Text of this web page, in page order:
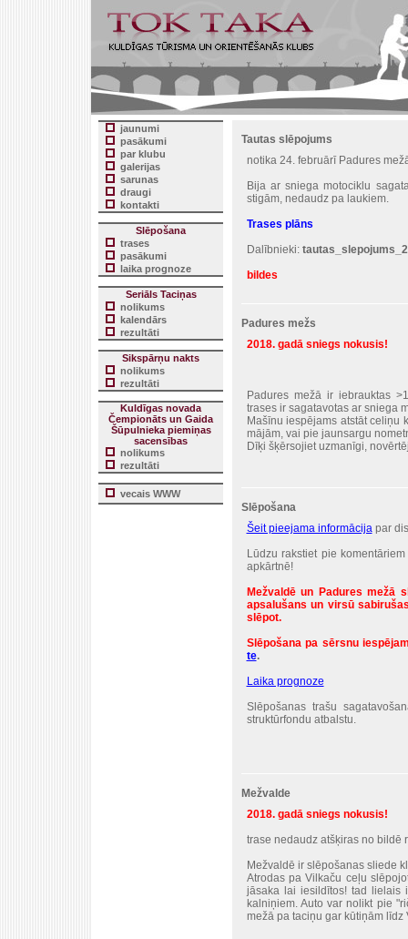
jaunumi
pasākumi
par klubu
galerijas
sarunas
draugi
kontakti
Slēpošana
trases
pasākumi
laika prognoze
Seriāls Taciņas
nolikums
kalendārs
rezultāti
Sikspārņu nakts
nolikums
rezultāti
Kuldīgas novada
Čempionāts un Gaida
Šūpulnieka piemiņas
sacensības
nolikums
rezultāti
vecais WWW
Tautas slēpojums
notika 24. februārī Padures
Bija ar sniega motociklu
stigām, nedaudz pa laukiem.
Trases plāns
Dalībnieki:
bildes
Padures mežs
2018. gadā sniegs nokusis!
Padures mežā ir iebrauktas
trases ir sagatavotas ar sniega
Mašīnu iespējams atstāt celiņu
mājām, vai pie jaunsargu
Dīķi šķērsojiet uzmanīgi,
Slēpošana
Šeit pieejama informācijapar
Lūdzu rakstiet pie
apkārtnē!
Mežvaldē un Padures mežā
apsalušans un virsū
slēpot.
Slēpošana pa sērsnu
te.
Laika prognoze
Slēpošanas trašu
struktūrfondu atbalstu.
Mežvalde
2018. gadā sniegs nokusis!
trase nedaudz atšķiras no bildē
Mežvaldē ir slēpošanas sliede
Atrodas pa Vilkaču ceļu
jāsaka lai iesildītos! tad lielais
kalniņiem. Auto var nolikt pie
mežā pa taciņu gar kūtiņām līdz